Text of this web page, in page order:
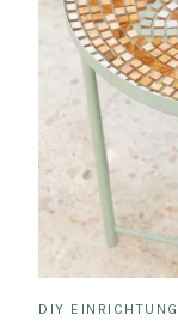
DIY EINRICHTUNG